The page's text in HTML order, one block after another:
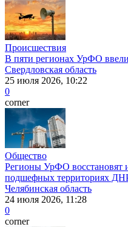
Происшествия
В пяти регионах УрФО
Свердловская область
25 июля 2026, 10:22
0
corner
Общество
Регионы УрФО восстановят
подшефных территориях
Челябинская область
24 июля 2026, 11:28
0
corner